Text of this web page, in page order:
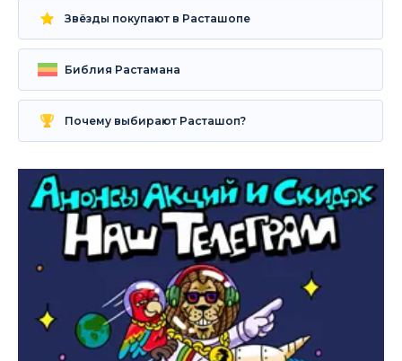
Звёзды покупают в Расташопе
Библия Растамана
Почему выбирают Расташоп?